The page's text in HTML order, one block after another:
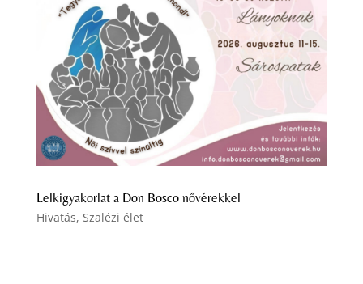
Lelkigyakorlat a Don Bosco nővérekkel
Hivatás, Szalézi élet